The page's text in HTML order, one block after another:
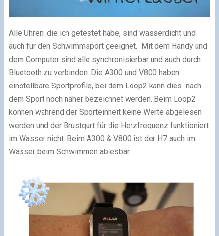
Alle Uhren, die ich getestet habe, sind wasserdicht und
auch für den Schwimmsport geeignet. Mit dem Handy und
dem Computer sind alle synchronisierbar und auch durch
Bluetooth zu verbinden. Die A300 und V800 haben
einstellbare Sportprofile, bei dem Loop2 kann dies nach
dem Sport noch näher bezeichnet werden. Beim Loop2
können während der Sporteinheit keine Werte abgelesen
werden und der Brustgurt für die Herzfrequenz funktioniert
im Wasser nicht. Beim A300 & V800 ist der H7 auch im
Wasser beim Schwimmen ablesbar.